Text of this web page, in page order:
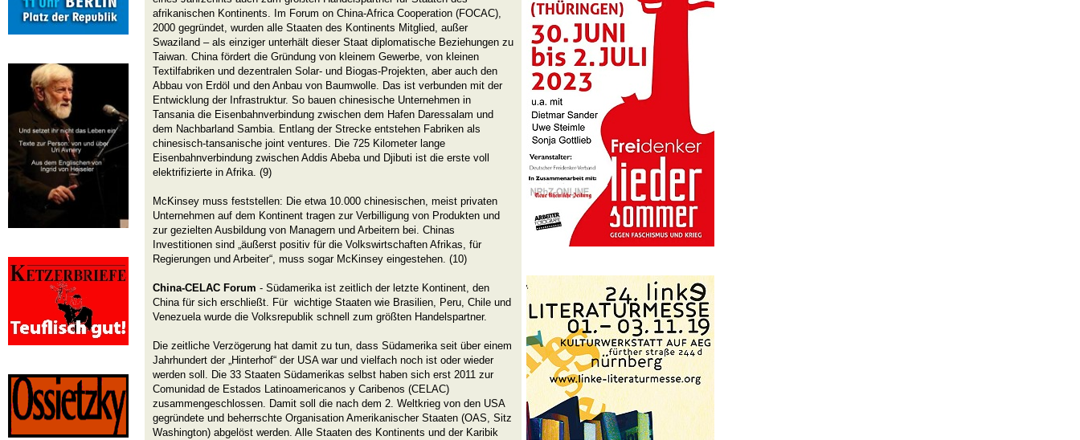
afrikanischen Kontinents. Im Forum on China-Africa Cooperation (FOCAC),
2000 gegründet, wurden alle Staaten des Kontinents Mitglied, außer
Swaziland – als einziger unterhält dieser Staat diplomatische Beziehungen zu
Taiwan. China fördert die Gründung von kleinem Gewerbe, von kleinen
Textilfabriken und dezentralen Solar- und Biogas-Projekten, aber auch den
Abbau von Erdöl und den Anbau von Baumwolle. Das ist verbunden mit der
Entwicklung der Infrastruktur. So bauen chinesische Unternehmen in
Tansania die Eisenbahnverbindung zwischen dem Hafen Daressalam und
dem Nachbarland Sambia. Entlang der Strecke entstehen Fabriken als
chinesisch-tansanische joint ventures. Die 725 Kilometer lange
Eisenbahnverbindung zwischen Addis Abeba und Djibuti ist die erste voll
elektrifizierte in Afrika. (9)
McKinsey muss feststellen: Die etwa 10.000 chinesischen, meist privaten
Unternehmen auf dem Kontinent tragen zur Verbilligung von Produkten und
zur gezielten Ausbildung von Managern und Arbeitern bei. Chinas
Investitionen sind „äußerst positiv für die Volkswirtschaften Afrikas, für
Regierungen und Arbeiter“, muss sogar McKinsey eingestehen. (10)
China-CELAC Forum - Südamerika ist zeitlich der letzte Kontinent, den
China für sich erschließt. Für wichtige Staaten wie Brasilien, Peru, Chile und
Venezuela wurde die Volksrepublik schnell zum größten Handelspartner.
Die zeitliche Verzögerung hat damit zu tun, dass Südamerika seit über einem
Jahrhundert der „Hinterhof“ der USA war und vielfach noch ist oder wieder
werden soll. Die 33 Staaten Südamerikas selbst haben sich erst 2011 zur
Comunidad de Estados Latinoamericanos y Caribenos (CELAC)
zusammengeschlossen. Damit soll die nach dem 2. Weltkrieg von den USA
gegründete und beherrschte Organisation Amerikanischer Staaten (OAS, Sitz
Washington) abgelöst werden. Alle Staaten des Kontinents und der Karibik